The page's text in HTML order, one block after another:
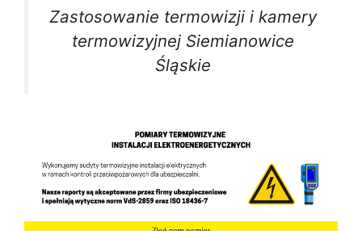
Zastosowanie termowizji i kamery
termowizyjnej Siemianowice
Śląskie